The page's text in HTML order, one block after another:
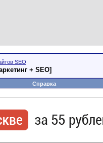
SEO
+ SEO]
Справка